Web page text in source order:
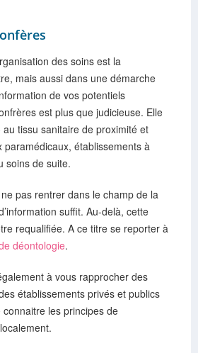
des soins est la
mais aussi dans une démarche
de vos potentiels
est plus que judicieuse. Elle
au tissu sanitaire de proximité et
paramédicaux, établissements à
soins de suite.
pas rentrer dans le champ de la
suffit. Au-delà, cette
requalifiée. A ce titre se reporter à
déontologie.
à vous rapprocher des
établissements privés et publics
les principes de